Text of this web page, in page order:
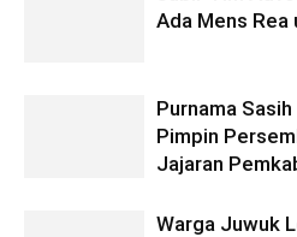
Ada Mens Rea
Purnama
Pimpin
Jajaran
Warga Juwuk